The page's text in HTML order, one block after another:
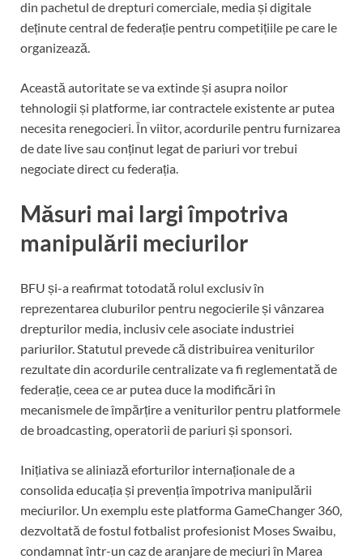
din pachetul de drepturi comerciale, media și digitale
deținute central de federație pentru competițiile pe care le
organizează.
Această autoritate se va extinde și asupra noilor
tehnologii și platforme, iar contractele existente ar putea
necesita renegocieri. În viitor, acordurile pentru furnizarea
de date live sau conținut legat de pariuri vor trebui
negociate direct cu federația.
Măsuri mai largi împotriva
manipulării meciurilor
BFU și-a reafirmat totodată rolul exclusiv în
reprezentarea cluburilor pentru negocierile și vânzarea
drepturilor media, inclusiv cele asociate industriei
pariurilor. Statutul prevede că distribuirea veniturilor
rezultate din acordurile centralizate va fi reglementată de
federație, ceea ce ar putea duce la modificări în
mecanismele de împărțire a veniturilor pentru platformele
de broadcasting, operatorii de pariuri și sponsori.
Inițiativa se aliniază eforturilor internaționale de a
consolida educația și prevenția împotriva manipulării
meciurilor. Un exemplu este platforma GameChanger 360,
dezvoltată de fostul fotbalist profesionist Moses Swaibu,
condamnat într-un caz de aranjare de meciuri în Marea